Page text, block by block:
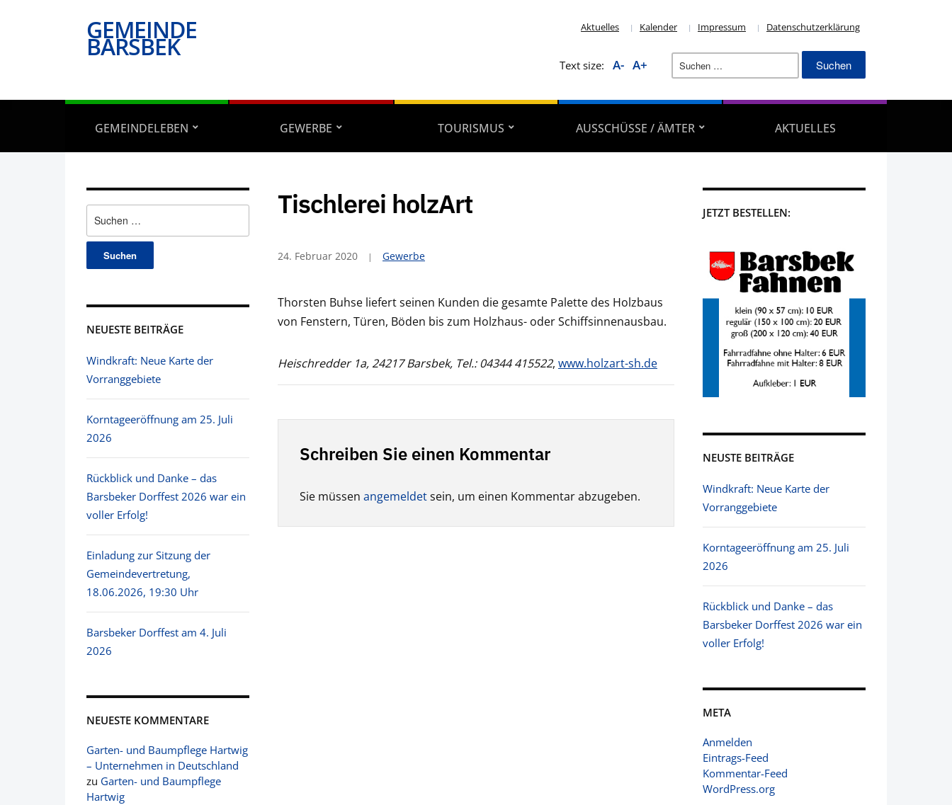
GEMEINDE
BARSBEK
Aktuelles Kalender Impressum Datenschutzerklärung
Text size: A- A+
Suchen
nach:
GEMEINDELEBEN GEWERBE TOURISMUS AUSSCHÜSSE / ÄMTER AKTUELLES
nach:
NEUESTE BEITRÄGE
Windkraft: Neue Karte der
Vorranggebiete
Korntageeröffnung am 25. Juli
2026
Rückblick und Danke – das
Barsbeker Dorffest 2026 war ein
voller Erfolg!
Einladung zur Sitzung der
Gemeindevertretung,
18.06.2026, 19:30 Uhr
Barsbeker Dorffest am 4. Juli
2026
NEUESTE KOMMENTARE
Garten- und Baumpflege Hartwig
– Unternehmen in Deutschland
zu Garten- und Baumpflege
Hartwig
Tischlerei holzArt
24. Februar 2020 Gewerbe
Thorsten Buhse liefert seinen Kunden die gesamte Palette des Holzbaus
von Fenstern, Türen, Böden bis zum Holzhaus- oder Schiffsinnenausbau.
Heischredder 1a, 24217 Barsbek, Tel.: 04344 415522, www.holzart-sh.de
Schreiben Sie einen Kommentar
Sie müssen angemeldetsein, um einen Kommentar abzugeben.
JETZT BESTELLEN:
NEUSTE BEITRÄGE
Windkraft: Neue Karte der
Vorranggebiete
Korntageeröffnung am 25. Juli
2026
Rückblick und Danke – das
Barsbeker Dorffest 2026 war ein
voller Erfolg!
META
Anmelden
Eintrags-Feed
Kommentar-Feed
WordPress.org